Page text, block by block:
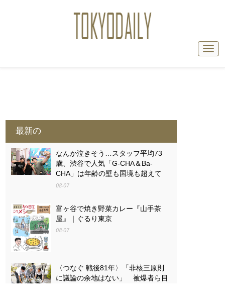
最新の
なんか泣きそう…スタッフ平均73
歳、渋谷で人気「G-CHA＆Ba-
CHA」は年齢の壁も国境も超えて
08-07
富ヶ谷で焼き野菜カレー『山手茶
屋』｜ぐるり東京
08-07
〈つなぐ 戦後81年〉「非核三原則
に議論の余地はない」 被爆者ら目